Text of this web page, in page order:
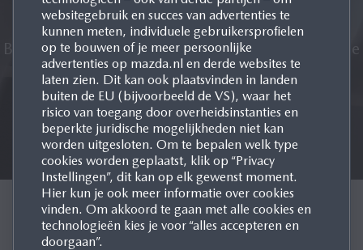
NIEUWE MAZDA CX-6e
Binnenkort ook bij een Mazda-dealer bij jou in de
buurt.
BEDANKT VOOR JE INTERESSE
websitegebruik en succes van advertenties te
kunnen meten, individuele gebruikersprofielen
op te bouwen of je meer persoonlijke
advertenties op mazda.nl en derde websites te
laten zien. Dit kan ook plaatsvinden in landen
buiten de EU (bijvoorbeeld de VS), waar het
risico van toegang door overheidsinstanties en
beperkte juridische mogelijkheden niet kan
worden uitgesloten. Om te bepalen welk type
cookies worden geplaatst, klik op “Privacy
Instellingen”, dit kan op elk gewenst moment.
Hier kun je ook meer informatie over cookies
vinden. Om akkoord te gaan met alle cookies en
technologieën kies je voor “alles accepteren en
doorgaan”.